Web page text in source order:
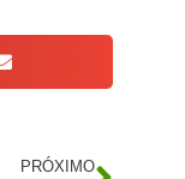
PRÓXIMO